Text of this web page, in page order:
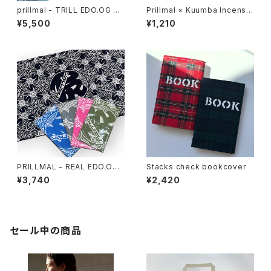
prillmal - TRILL EDO.OG 手
拭い
¥5,500
Prillmal × Kuumba Incense
2026 SPRING & SUMMER
¥1,210
PRILLMAL - REAL EDO.OG 1
8th 手拭い
¥3,740
Stacks check bookcover
¥2,420
セール中の商品